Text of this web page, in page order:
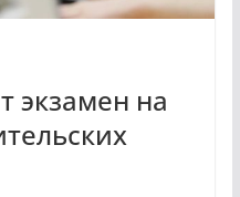
экзамен на